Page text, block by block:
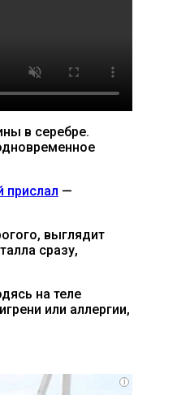
в серебре.
прислал —
выглядит
сразу,
на теле
или аллергии,
i